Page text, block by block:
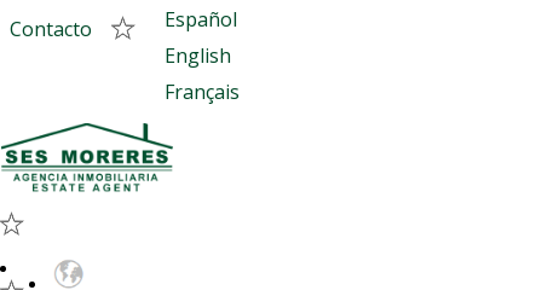
Quiero más información sobre esta propiedad
Me gustaría programar una visita
Contacto
Español
English
Français